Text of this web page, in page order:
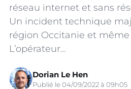
réseau internet et sans
Un incident technique
région Occitanie et même
L’opérateur…
Dorian Le Hen
Publié le 04/09/2022 à 09h05